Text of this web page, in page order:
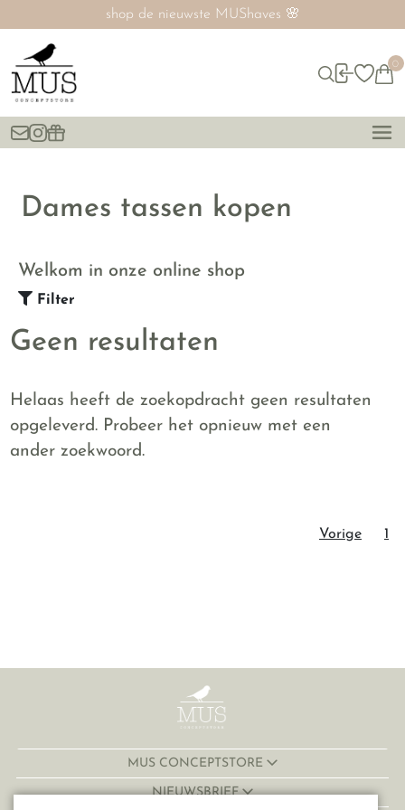
shop de nieuwste MUShaves 🌸
0
Dames tassen kopen
Welkom in onze online shop
Filter
Geen resultaten
Helaas heeft de zoekopdracht geen resultaten
opgeleverd. Probeer het opnieuw met een
ander zoekwoord.
Vorige 1
MUS CONCEPTSTORE
NIEUWSBRIEF